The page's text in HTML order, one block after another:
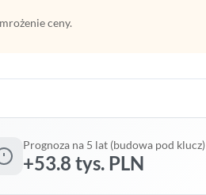
ceny.
Prognoza na 5 lat (budowa pod klucz)
+53.8 tys. PLN